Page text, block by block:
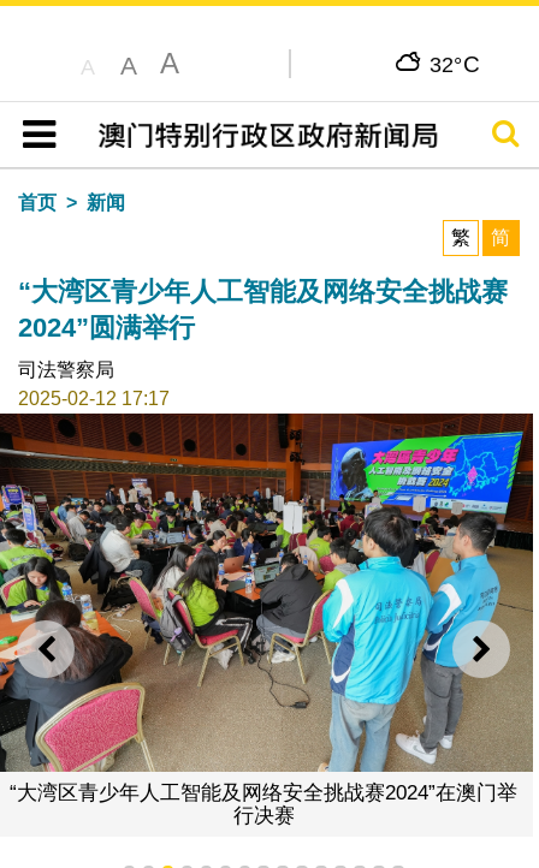
A A A 32°C
目录
搜寻
首页
新闻
繁
简
“大湾区青少年人工智能及网络安全挑战赛
2024”圆满举行
司法警察局
2025-02-12 17:17
上一则 下一
“大湾区青少年人工智能及网络安全挑战赛2024”在澳门举
行决赛